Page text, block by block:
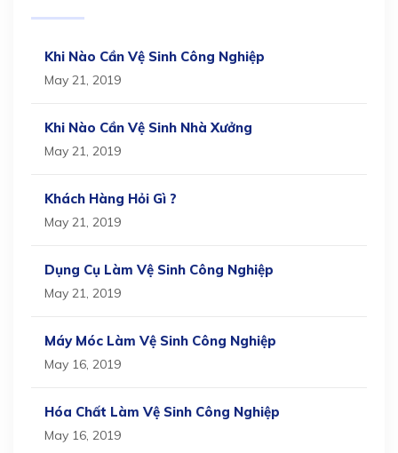
Khi Nào Cần Vệ Sinh Công Nghiệp
May 21, 2019
Khi Nào Cần Vệ Sinh Nhà Xưởng
May 21, 2019
Khách Hàng Hỏi Gì ?
May 21, 2019
Dụng Cụ Làm Vệ Sinh Công Nghiệp
May 21, 2019
Máy Móc Làm Vệ Sinh Công Nghiệp
May 16, 2019
Hóa Chất Làm Vệ Sinh Công Nghiệp
May 16, 2019